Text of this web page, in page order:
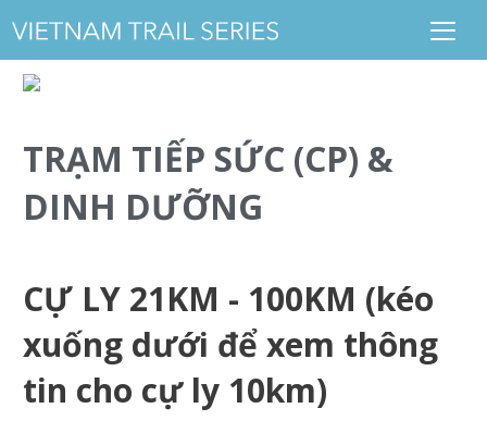
TRẠM TIẾP SỨC (CP) &
DINH DƯỠNG
CỰ LY 21KM - 100KM (kéo
xuống dưới để xem thông
tin cho cự ly 10km)